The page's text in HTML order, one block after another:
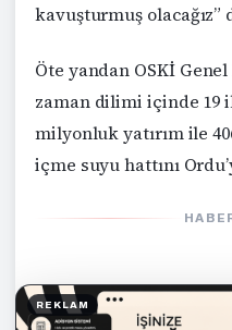
kavuşturmuş olacağız”
Öte yandan OSKİ
zaman dilimi içinde 19
milyonluk yatırım ile
içme suyu hattını
REKLAM